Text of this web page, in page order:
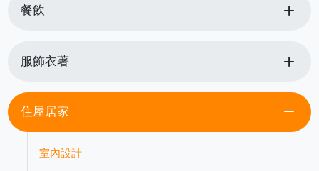
餐飲 add
服飾衣著 add
住屋居家 remove
室內設計